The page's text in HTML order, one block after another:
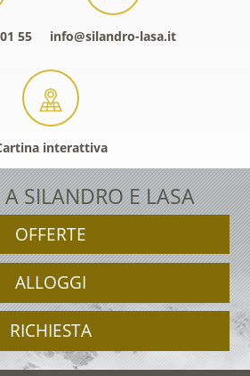
55 info@silandro-lasa.it
interattiva
SILANDRO E LASA
OFFERTE
ALLOGGI
RICHIESTA